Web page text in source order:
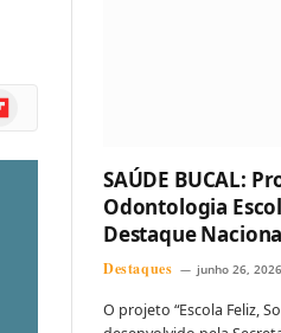
SAÚDE BUCAL:
Odontologia
Destaque
Destaques junho 26, 2026
O projeto “Escola Feliz,